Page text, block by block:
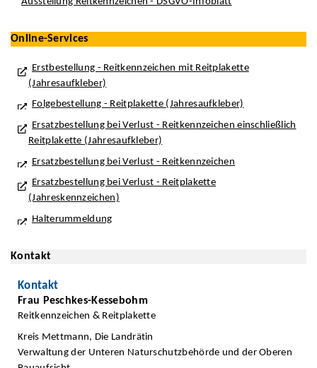
Online-Services
Erstbestellung - Reitkennzeichen mit Reitplakette
(Jahresaufkleber)
Folgebestellung - Reitplakette (Jahresaufkleber)
Ersatzbestellung bei Verlust - Reitkennzeichen einschließlich
Reitplakette (Jahresaufkleber)
Ersatzbestellung bei Verlust - Reitkennzeichen
Ersatzbestellung bei Verlust - Reitplakette
(Jahreskennzeichen)
Halterummeldung
Kontakt
Kontakt
Frau Peschkes-Kessebohm
Reitkennzeichen & Reitplakette
Kreis Mettmann, Die Landrätin
Verwaltung der Unteren Naturschutzbehörde und der Oberen